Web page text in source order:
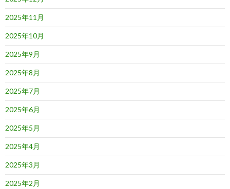
2025年11月
2025年10月
2025年9月
2025年8月
2025年7月
2025年6月
2025年5月
2025年4月
2025年3月
2025年2月